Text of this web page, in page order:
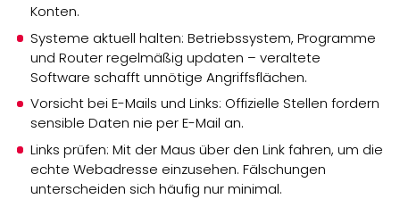
Konten.
Systeme aktuell halten: Betriebssystem, Programme
und Router regelmäßig updaten – veraltete
Software schafft unnötige Angriffsflächen.
Vorsicht bei E-Mails und Links: Offizielle Stellen fordern
sensible Daten nie per E-Mail an.
Links prüfen: Mit der Maus über den Link fahren, um die
echte Webadresse einzusehen. Fälschungen
unterscheiden sich häufig nur minimal.